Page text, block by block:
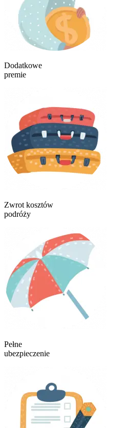
Dodatkowe
premie
Zwrot kosztów
podróży
Pełne
ubezpieczenie